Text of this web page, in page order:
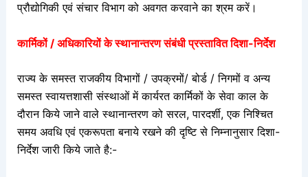
प्रौद्योगिकी एवं संचार विभाग को अवगत करवाने का श्रम करें।
कार्मिकों / अधिकारियों के स्थानान्तरण संबंधी प्रस्तावित दिशा-निर्देश
राज्य के समस्त राजकीय विभागों / उपक्रमों/ बोर्ड / निगमों व अन्य
समस्त स्वायत्तशासी संस्थाओं में कार्यरत कार्मिकों के सेवा काल के
दौरान किये जाने वाले स्थानान्तरण को सरल, पारदर्शी, एक निश्चित
समय अवधि एवं एकरूपता बनाये रखने की दृष्टि से निम्नानुसार दिशा-
निर्देश जारी किये जाते है:-